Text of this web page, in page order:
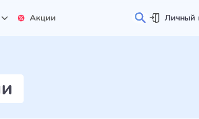
Акции Личный